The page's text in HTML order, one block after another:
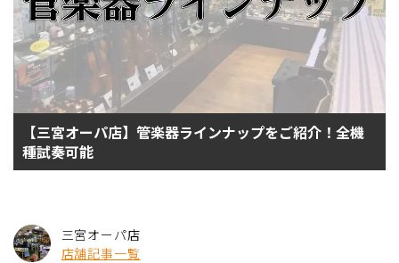
【三宮オーパ店】管楽器ラインナップをご紹介！全機
種試奏可能
三宮オーパ店
店舗記事一覧